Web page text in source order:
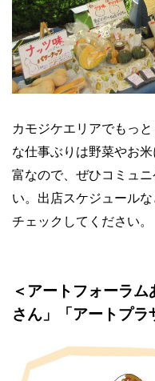
カモジケエリアでもっ
な仕事ぶりは野菜やお
富なので、ぜひコミュ
い。出店スケジュールな
チェックしてください。
＜アートフォーラ
さん」「アートプラ